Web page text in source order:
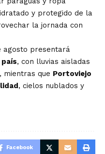
y protegido de la
la jornada con
agosto presentará
, con lluvias aisladas
mientras que Portoviejo
, cielos nublados y
Facebook